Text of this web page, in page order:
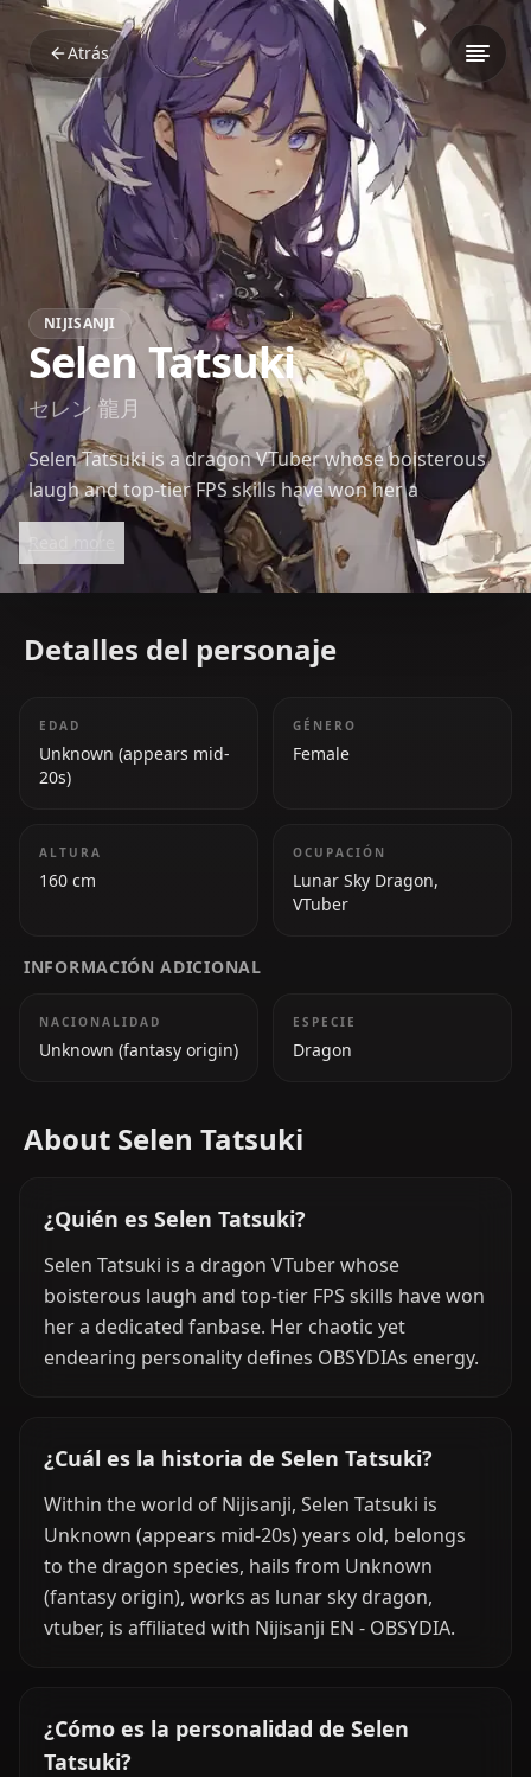
Atrás
NIJISANJI
Selen Tatsuki
セレン 龍月
Selen Tatsuki is a dragon VTuber whose boisterous
laugh and top-tier FPS skills have won her a
dedicated fanbase. Her chaotic yet endearing
personality defines OBSYDIAs energy.
Detalles del personaje
EDAD
Unknown (appears mid-
20s)
GÉNERO
Female
ALTURA
160 cm
OCUPACIÓN
Lunar Sky Dragon,
VTuber
INFORMACIÓN ADICIONAL
NACIONALIDAD
Unknown (fantasy origin)
ESPECIE
Dragon
About Selen Tatsuki
¿Quién es Selen Tatsuki?
Selen Tatsuki is a dragon VTuber whose
boisterous laugh and top-tier FPS skills have won
her a dedicated fanbase. Her chaotic yet
endearing personality defines OBSYDIAs energy.
¿Cuál es la historia de Selen Tatsuki?
Within the world of Nijisanji, Selen Tatsuki is
Unknown (appears mid-20s) years old, belongs
to the dragon species, hails from Unknown
(fantasy origin), works as lunar sky dragon,
vtuber, is affiliated with Nijisanji EN - OBSYDIA.
¿Cómo es la personalidad de Selen
Tatsuki?